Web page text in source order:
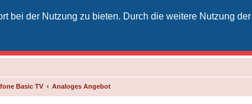
bei der Nutzung zu bieten. Durch die weitere Nutzung
Basic TV Analoges Angebot